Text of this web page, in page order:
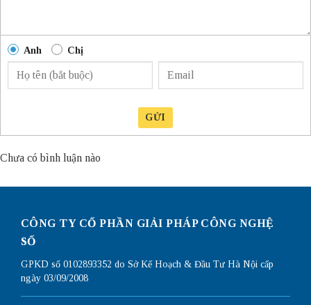
Anh Chị
GỬI
Chưa có bình luận nào
CÔNG TY CỔ PHẦN GIẢI PHÁP CÔNG NGHỆ
SỐ
GPKD số 0102893352 do Sở Kế Hoạch & Đầu Tư Hà Nội cấp
ngày 03/09/2008